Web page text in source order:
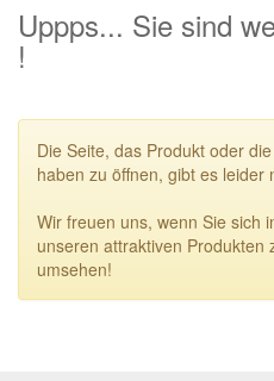
Uppps... Sie sind
!
Die Seite, das Produkt oder
haben zu öffnen, gibt es
Wir freuen uns, wenn Sie sich
unseren attraktiven Produkten
umsehen!